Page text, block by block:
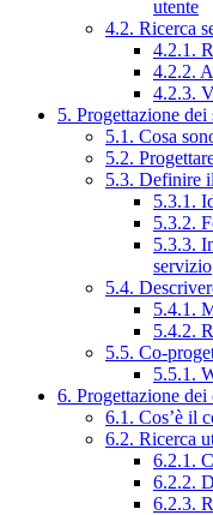
utente
4.2. Ricerca
4.2.1.
4.2.2.
4.2.3.
5. Progettazione dei
5.1. Cosa
5.2.
5.3. Definire
5.3.1.
5.3.2.
5.3.3.
servizio
5.4.
5.4.1.
5.4.2.
5.5. Co-
5.5.1.
6. Progettazione dei
6.1. Cos’è il
6.2. Ricerca
6.2.1.
6.2.2.
6.2.3.